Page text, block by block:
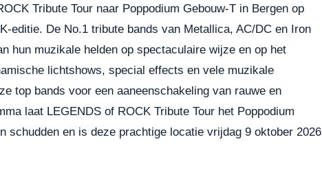
Tribute Tour naar Poppodium Gebouw-T in Bergen op
editie. De No.1 tribute bands van Metallica, AC/DC en Iron
hun muzikale helden op spectaculaire wijze en op het
lichtshows, special effects en vele muzikale
top bands voor een aaneenschakeling van rauwe en
laat LEGENDS of ROCK Tribute Tour het Poppodium
schudden en is deze prachtige locatie vrijdag 9 oktober 2026